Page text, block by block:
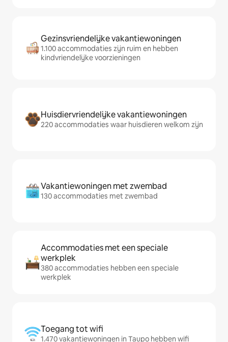
Gezinsvriendelijke vakantiewoningen
1.100 accommodaties zijn ruim en hebben
kindvriendelijke voorzieningen
Huisdiervriendelijke vakantiewoningen
220 accommodaties waar huisdieren welkom zijn
Vakantiewoningen met zwembad
130 accommodaties met zwembad
Accommodaties met een speciale
werkplek
380 accommodaties hebben een speciale
werkplek
Toegang tot wifi
1.470 vakantiewoningen in Taupo hebben wifi